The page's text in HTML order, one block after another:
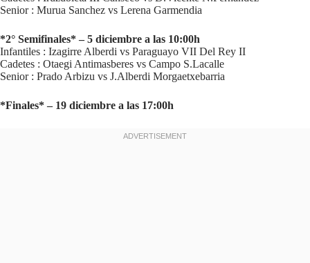
Senior : Murua Sanchez vs Lerena Garmendia
*2° Semifinales* – 5 diciembre a las 10:00h
Infantiles : Izagirre Alberdi vs Paraguayo VII Del Rey II
Cadetes : Otaegi Antimasberes vs Campo S.Lacalle
Senior : Prado Arbizu vs J.Alberdi Morgaetxebarria
*Finales* – 19 diciembre a las 17:00h